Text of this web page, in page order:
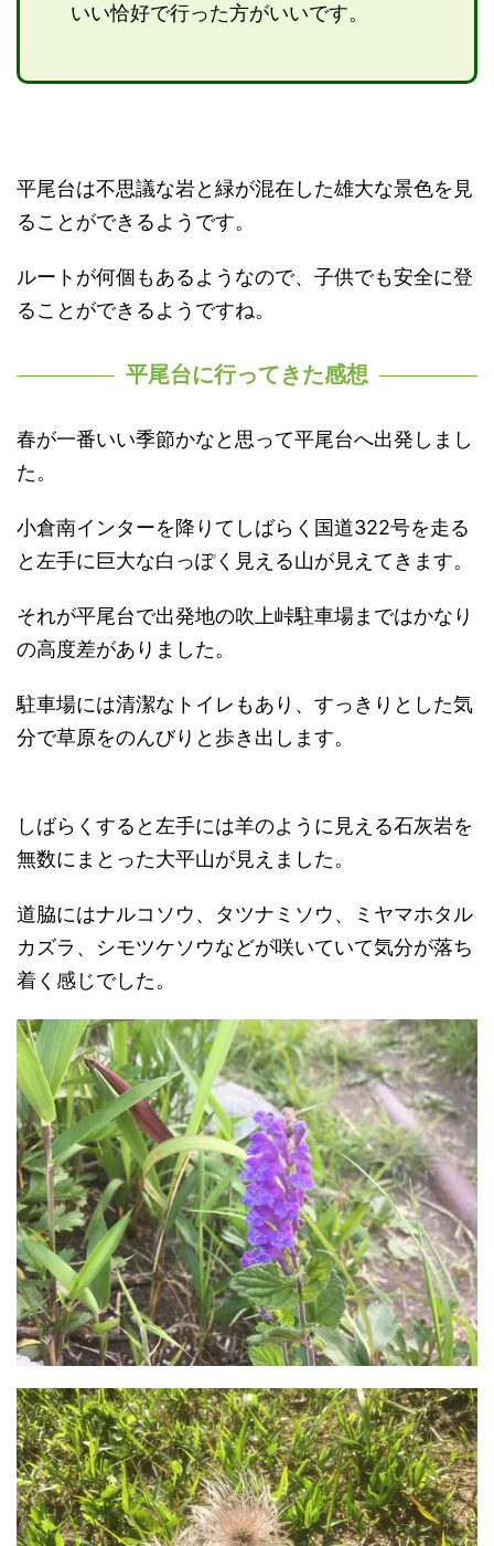
いい恰好で行った方がいいです。
平尾台は不思議な岩と緑が混在した雄大な景色を見
ることができるようです。
ルートが何個もあるようなので、子供でも安全に登
ることができるようですね。
平尾台に行ってきた感想
春が一番いい季節かなと思って平尾台へ出発しまし
た。
小倉南インターを降りてしばらく国道322号を走る
と左手に巨大な白っぽく見える山が見えてきます。
それが平尾台で出発地の吹上峠駐車場まではかなり
の高度差がありました。
駐車場には清潔なトイレもあり、すっきりとした気
分で草原をのんびりと歩き出します。
しばらくすると左手には羊のように見える石灰岩を
無数にまとった大平山が見えました。
道脇にはナルコソウ、タツナミソウ、ミヤマホタル
カズラ、シモツケソウなどが咲いていて気分が落ち
着く感じでした。